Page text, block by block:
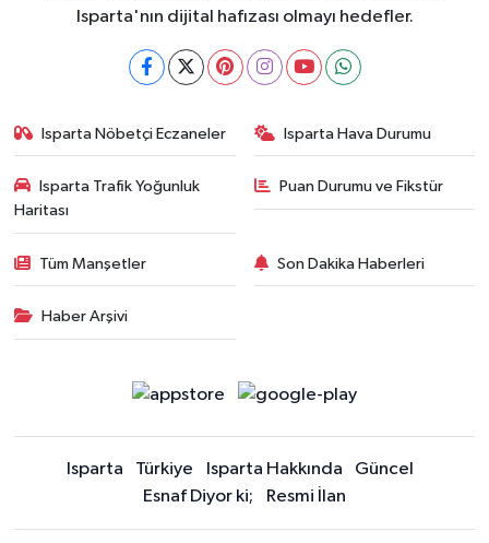
Isparta'nın dijital hafızası olmayı hedefler.
Isparta Nöbetçi Eczaneler Isparta Hava Durumu
Isparta Trafik Yoğunluk
Haritası
Puan Durumu ve Fikstür
Tüm Manşetler Son Dakika Haberleri
Haber Arşivi
Isparta Türkiye Isparta Hakkında
Güncel
Esnaf Diyor ki;
Resmi İlan